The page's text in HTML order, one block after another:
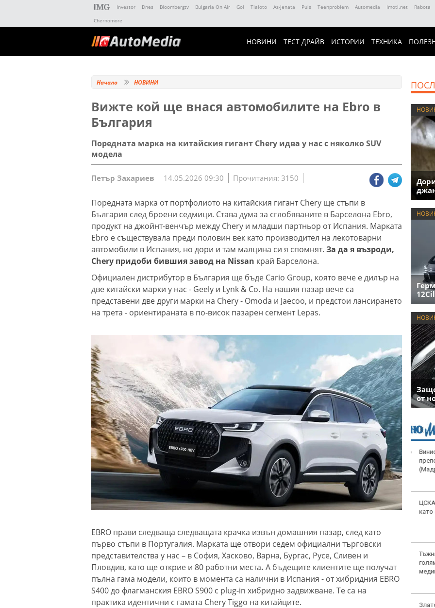
Investor Dnes Bloombergtv Bulgaria On Air Gol Tialoto Az-jenata Puls Teenproblem Automedia Imoti.net Rabota
Chernomore
НОВИНИ ТЕСТ ДРАЙВ ИСТОРИИ ТЕХНИКА
Начало НОВИНИ
Вижте кой ще внася автомобилите на Ebro в
България
Поредната марка на китайския гигант Chery идва у нас с няколко SUV
модела
Петър Захариев 14.05.2026 09:30 Прочитания: 3150
Поредната марка от портфолиото на китайския гигант Chery ще стъпи в
България след броени седмици. Става дума за сглобяваните в Барселона Еbro,
продукт на джойнт-венчър между Chery и младши партньор от Испания. Марката
Ebro е съществувала преди половин век като производител на лекотоварни
автомобили в Испания, но дори и там малцина си я спомнят. За да я възроди,
Chery придоби бившия завод на Nissan край Барселона.
Официален дистрибутор в България ще бъде Cario Group, която вече е дилър на
две китайски марки у нас - Geely и Lynk & Co. На нашия пазар вече са
представени две други марки на Chery - Omoda и Jaecoo, и предстои лансирането
на трета - ориентираната в по-висок пазарен сегмент Lepas.
EBRO прави следваща следващата крачка извън домашния пазар, след като
първо стъпи в Португалия. Марката ще отвори седем официални търговски
представителства у нас – в София, Хасково, Варна, Бургас, Русе, Сливен и
Пловдив, като ще открие и 80 работни места. А бъдещите клиентите ще получат
пълна гама модели, които в момента са налични в Испания - от хибридния EBRO
S400 до флагманския EBRO S900 с plug-in хибридно задвижване. Те са на
практика идентични с гамата Chery Tiggo на китайците.
от
Винисиус Жуниор
преподписа с Реал
(Мадрид)
ЦСКА удари с 3:0 Макаби
като гост
Тъжна вест! Почина
медицината